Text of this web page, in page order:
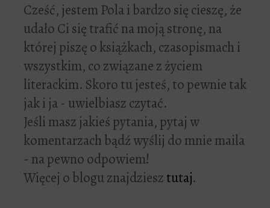
Cześć, jestem Pola i bardzo się cieszę, że
udało Ci się trafić na moją stronę, na
której piszę o książkach, czasopismach i
wszystkim, co związane z życiem
literackim. Skoro tu jesteś, to pewnie tak
jak i ja - uwielbiasz czytać.
Jeśli masz jakieś pytania, pytaj w
komentarzach bądź wyślij do mnie maila
- na pewno odpowiem!
Więcej o blogu znajdziesztutaj.